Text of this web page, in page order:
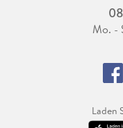
Mo. -
Laden